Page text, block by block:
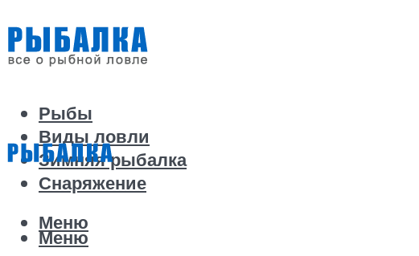
Рыбы
Виды ловли
Зимняя рыбалка
Снаряжение
Меню
Меню